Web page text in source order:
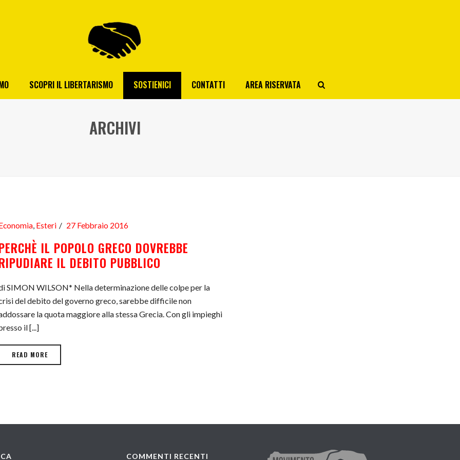
SCOPRI IL LIBERTARISMO SOSTIENICI CONTATTI AREA RISERVATA
ARCHIVI
, Esteri 27 Febbraio 2016
IL POPOLO GRECO DOVREBBE
IL DEBITO PUBBLICO
SIMON WILSON* Nella determinazione delle colpe per la
del debito del governo greco, sarebbe difficile non
la quota maggiore alla stessa Grecia. Con gli impieghi
il [...]
READ MORE
COMMENTI RECENTI